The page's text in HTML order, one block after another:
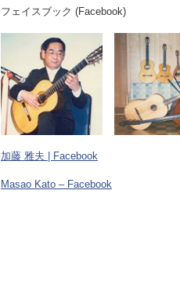
フェイスブック (Facebook)
加藤 雅夫 | Facebook
Masao Kato – Facebook